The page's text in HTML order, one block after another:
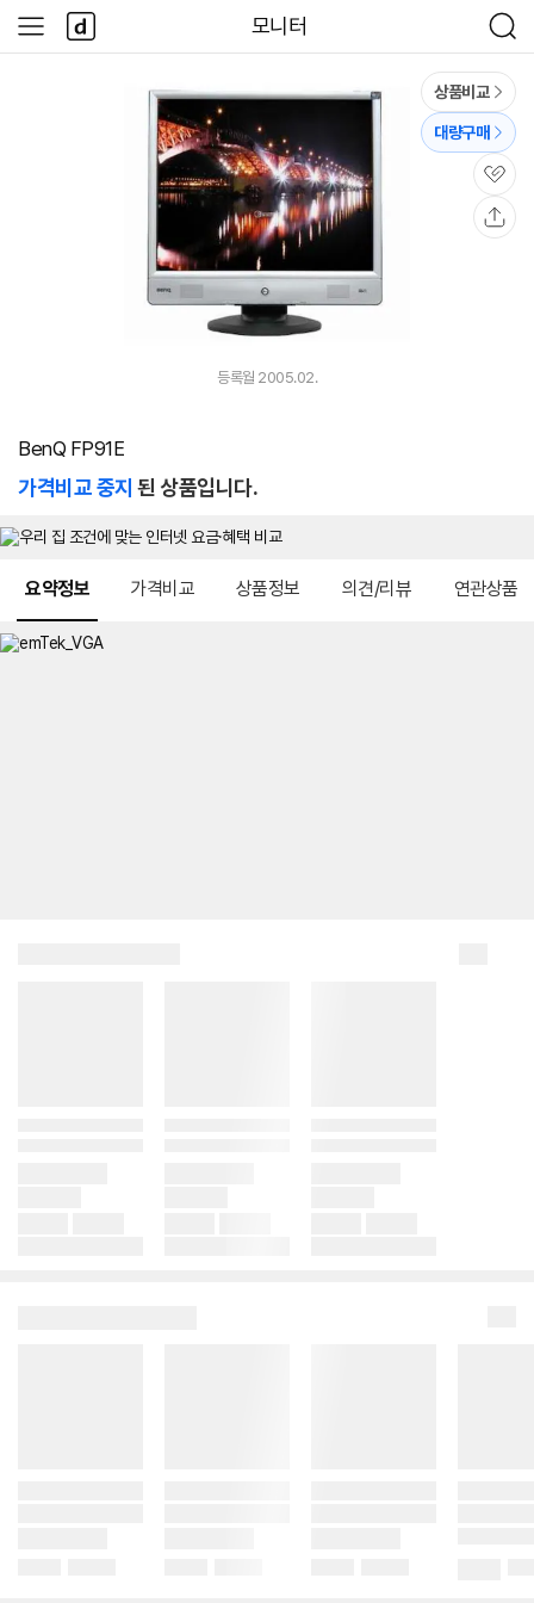
모니터
검
색
사
이
다
나
와
상품비교
대량구매
관
심
등록월 2005.02.
BenQ FP91E
가격비교 중지 된 상품입니다.
요약정보 가격비교 상품정보 의견/리뷰 연관상품